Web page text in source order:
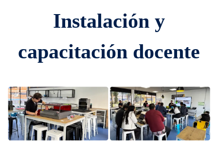
Instalación y
capacitación docente